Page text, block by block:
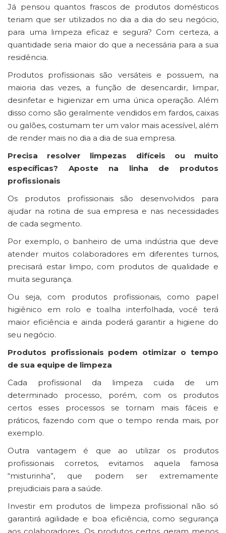
Já pensou quantos frascos de produtos domésticos
teriam que ser utilizados no dia a dia do seu negócio,
para uma limpeza eficaz e segura? Com certeza, a
quantidade seria maior do que a necessária para a sua
residência.
Produtos profissionais são versáteis e possuem, na
maioria das vezes, a função de desencardir, limpar,
desinfetar e higienizar em uma única operação. Além
disso como são geralmente vendidos em fardos, caixas
ou galões, costumam ter um valor mais acessível, além
de render mais no dia a dia de sua empresa.
Precisa resolver limpezas difíceis ou muito
específicas? Aposte na linha de produtos
profissionais
Os produtos profissionais são desenvolvidos para
ajudar na rotina de sua empresa e nas necessidades
de cada segmento.
Por exemplo, o banheiro de uma indústria que deve
atender muitos colaboradores em diferentes turnos,
precisará estar limpo, com produtos de qualidade e
muita segurança.
Ou seja, com produtos profissionais, como papel
higiênico em rolo e toalha interfolhada, você terá
maior eficiência e ainda poderá garantir a higiene do
seu negócio.
Produtos profissionais podem otimizar o tempo
de sua equipe de limpeza
Cada profissional da limpeza cuida de um
determinado processo, porém, com os produtos
certos esses processos se tornam mais fáceis e
práticos, fazendo com que o tempo renda mais, por
exemplo.
Outra vantagem é que ao utilizar os produtos
profissionais corretos, evitamos aquela famosa
“misturinha”, que podem ser extremamente
prejudiciais para a saúde.
Investir em produtos de limpeza profissional não só
garantirá agilidade e boa eficiência, como segurança